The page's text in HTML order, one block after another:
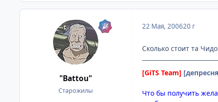
"Battou"
Старожилы
22 Мая, 200620 г
Сколько стоит та
[GiTS Team]
Что бы получить